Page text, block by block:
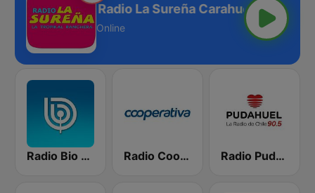
Radio La Sureña Carahue
Online
Radio Bio Bio Santiago Radio Cooperativa Radio Pudahuel